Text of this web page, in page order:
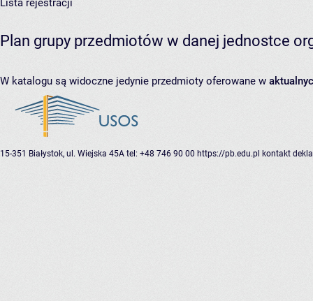
Plan grupy przedmiotów w danej jednostce
W katalogu są widoczne jedynie przedmioty oferowane w
15-351 Białystok, ul. Wiejska 45A tel: +48 746 90 00 https://pb.edu.pl kontakt